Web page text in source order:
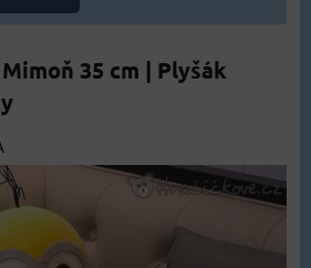
35 cm | Plyšák